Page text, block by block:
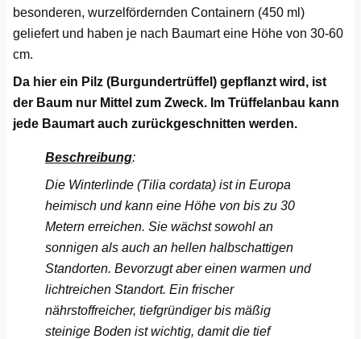
besonderen, wurzelfördernden Containern (450 ml)
geliefert und haben je nach Baumart eine Höhe von 30-60
cm.
Da hier ein Pilz (Burgundertrüffel) gepflanzt wird, ist
der Baum nur Mittel zum Zweck. Im Trüffelanbau kann
jede Baumart auch zurückgeschnitten werden.
Beschreibung:
Die Winterlinde (Tilia cordata) ist in Europa
heimisch und kann eine Höhe von bis zu 30
Metern erreichen. Sie wächst sowohl an
sonnigen als auch an hellen halbschattigen
Standorten. Bevorzugt aber einen warmen und
lichtreichen Standort. Ein frischer
nährstoffreicher, tiefgründiger bis mäßig
steinige Boden ist wichtig, damit die tief
Erfurt
Erlangen
Flensburg
Freiburg
Fulda